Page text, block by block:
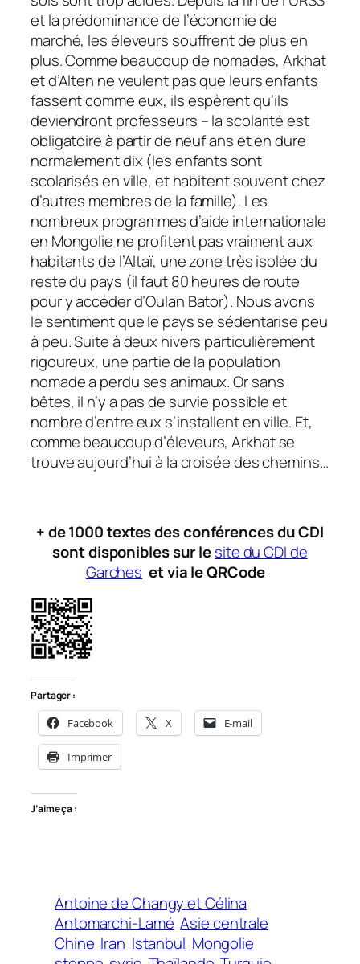
et la prédominance de l’économie de
marché, les éleveurs souffrent de plus en
plus. Comme beaucoup de nomades, Arkhat
et d’Alten ne veulent pas que leurs enfants
fassent comme eux, ils espèrent qu’ils
deviendront professeurs – la scolarité est
obligatoire à partir de neuf ans et en dure
normalement dix (les enfants sont
scolarisés en ville, et habitent souvent chez
d’autres membres de la famille). Les
nombreux programmes d’aide internationale
en Mongolie ne profitent pas vraiment aux
habitants de l’Altaï, une zone très isolée du
reste du pays (il faut 80 heures de route
pour y accéder d’Oulan Bator). Nous avons
le sentiment que le pays se sédentarise peu
à peu. Suite à deux hivers particulièrement
rigoureux, une partie de la population
nomade a perdu ses animaux. Or sans
bêtes, il n’y a pas de survie possible et
nombre d’entre eux s’installent en ville. Et,
comme beaucoup d’éleveurs, Arkhat se
trouve aujourd’hui à la croisée des chemins…
+ de 1000 textes des conférences du CDI
sont disponibles sur lesite du CDI de
Garches et via le QRCode
Partager :
Facebook X E-mail
Imprimer
J’aime ça :
Antoine de Changy et Célina
Antomarchi-Lamé Asie centrale
Chine Iran Istanbul Mongolie